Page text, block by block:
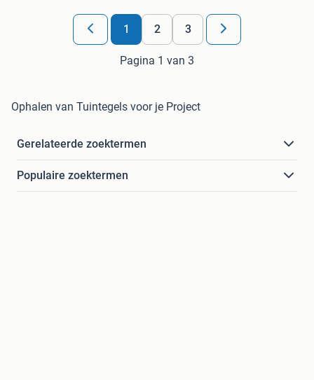
1 2 3
Pagina 1 van 3
Ophalen van Tuintegels voor je Project
Gerelateerde zoektermen
Populaire zoektermen